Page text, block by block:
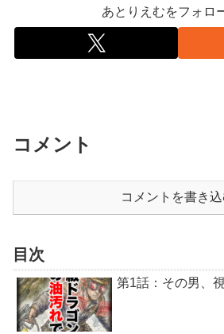
あとりえむをフォロ
コメント
コメントを書き
目次
第1話：その男、